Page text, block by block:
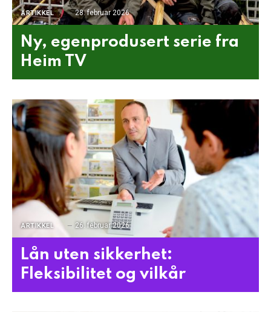
ARTIKKEL 28. februar 2026
Ny, egenprodusert serie fra
Heim TV
ARTIKKEL 26. februar 2026
Lån uten sikkerhet:
Fleksibilitet og vilkår